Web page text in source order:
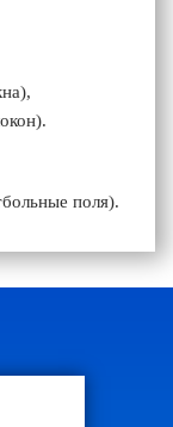
поля).